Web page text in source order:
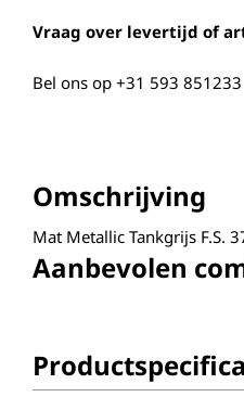
Vraag over levertijd of
Bel ons op +31 593 851233
Omschrijving
Mat Metallic Tankgrijs F.S.
Aanbevolen